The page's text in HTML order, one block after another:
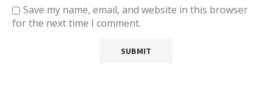
Save my name, email, and website in this browser
for the next time I comment.